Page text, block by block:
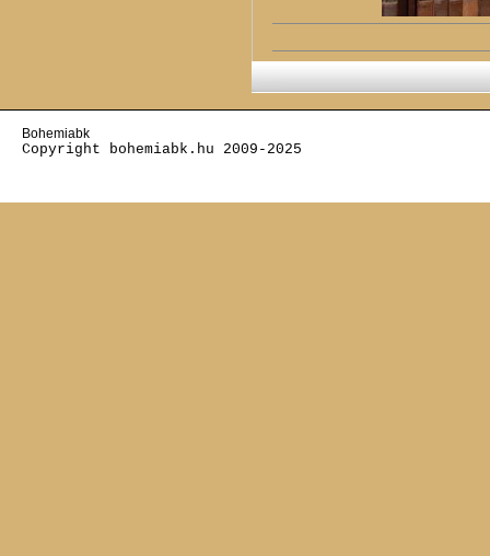
Bohemiabk
Copyright bohemiabk.hu 2009-2025